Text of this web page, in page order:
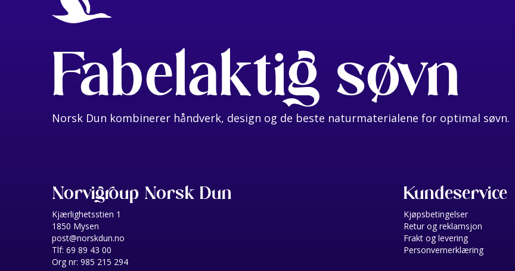
Fabelaktig søvn
Norsk Dun kombinerer håndverk, design og de beste naturmaterialene for optimal søvn.
Norvigroup Norsk Dun
Kjærlighetsstien 1
1850 Mysen
post@norskdun.no
Tlf: 69 89 43 00
Org nr: 985 215 294
Kundeservice
Kjøpsbetingelser
Retur og reklamsjon
Frakt og levering
Personvernerklæring